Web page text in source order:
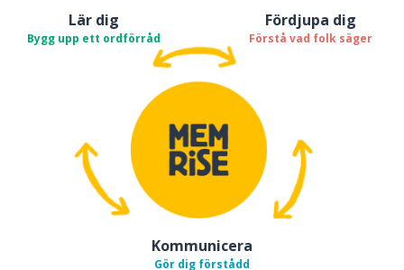
Lär dig
Bygg upp ett ordförråd
Fördjupa dig
Förstå vad folk säger
Kommunicera
Gör dig förstådd